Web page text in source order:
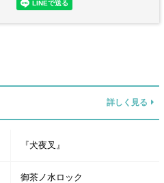
詳しく見る
『犬夜叉』
御茶ノ水ロック